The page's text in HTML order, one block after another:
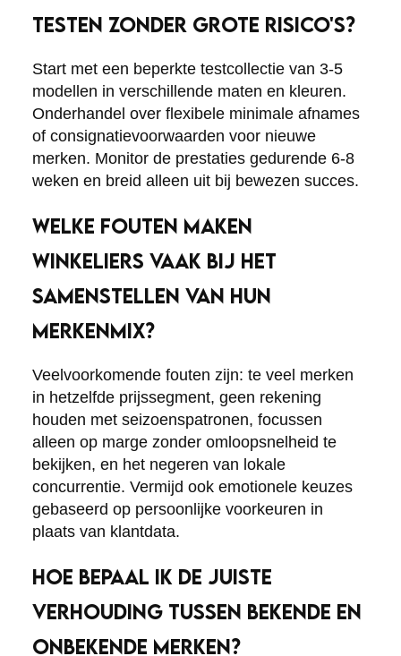
TESTEN ZONDER GROTE RISICO'S?
Start met een beperkte testcollectie van 3-5
modellen in verschillende maten en kleuren.
Onderhandel over flexibele minimale afnames
of consignatievoorwaarden voor nieuwe
merken. Monitor de prestaties gedurende 6-8
weken en breid alleen uit bij bewezen succes.
WELKE FOUTEN MAKEN
WINKELIERS VAAK BIJ HET
SAMENSTELLEN VAN HUN
MERKENMIX?
Veelvoorkomende fouten zijn: te veel merken
in hetzelfde prijssegment, geen rekening
houden met seizoenspatronen, focussen
alleen op marge zonder omloopsnelheid te
bekijken, en het negeren van lokale
concurrentie. Vermijd ook emotionele keuzes
gebaseerd op persoonlijke voorkeuren in
plaats van klantdata.
HOE BEPAAL IK DE JUISTE
VERHOUDING TUSSEN BEKENDE EN
ONBEKENDE MERKEN?